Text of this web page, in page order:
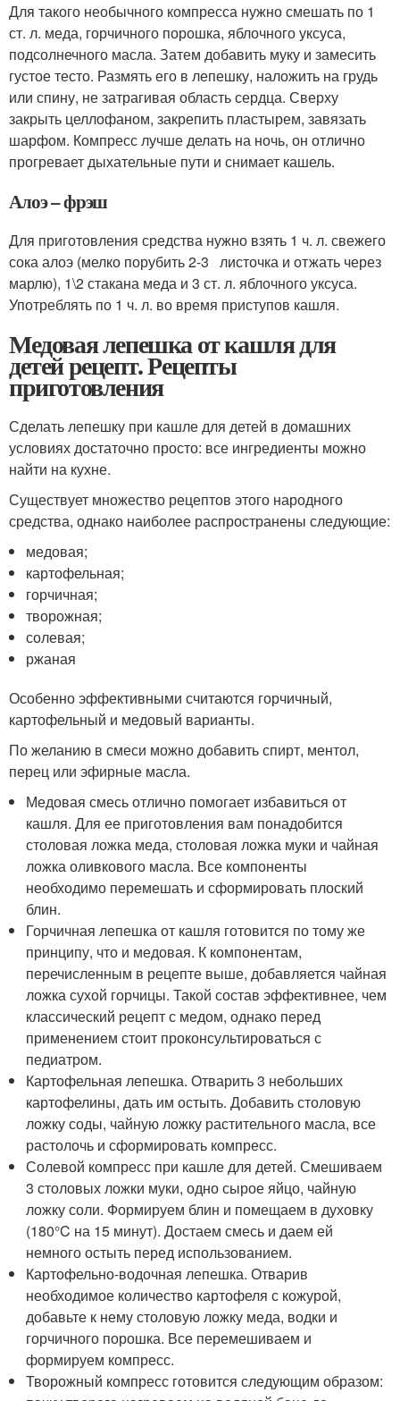
Для такого необычного компресса нужно смешать по 1
ст. л. меда, горчичного порошка, яблочного уксуса,
подсолнечного масла. Затем добавить муку и замесить
густое тесто. Размять его в лепешку, наложить на грудь
или спину, не затрагивая область сердца. Сверху
закрыть целлофаном, закрепить пластырем, завязать
шарфом. Компресс лучше делать на ночь, он отлично
прогревает дыхательные пути и снимает кашель.
Алоэ – фрэш
Для приготовления средства нужно взять 1 ч. л. свежего
сока алоэ (мелко порубить 2-3 листочка и отжать через
марлю), 1\2 стакана меда и 3 ст. л. яблочного уксуса.
Употреблять по 1 ч. л. во время приступов кашля.
Медовая лепешка от кашля для
детей рецепт. Рецепты
приготовления
Сделать лепешку при кашле для детей в домашних
условиях достаточно просто: все ингредиенты можно
найти на кухне.
Существует множество рецептов этого народного
средства, однако наиболее распространены следующие:
медовая;
картофельная;
горчичная;
творожная;
солевая;
ржаная
Особенно эффективными считаются горчичный,
картофельный и медовый варианты.
По желанию в смеси можно добавить спирт, ментол,
перец или эфирные масла.
Медовая смесь отлично помогает избавиться от
кашля. Для ее приготовления вам понадобится
столовая ложка меда, столовая ложка муки и чайная
ложка оливкового масла. Все компоненты
необходимо перемешать и сформировать плоский
блин.
Горчичная лепешка от кашля готовится по тому же
принципу, что и медовая. К компонентам,
перечисленным в рецепте выше, добавляется чайная
ложка сухой горчицы. Такой состав эффективнее, чем
классический рецепт с медом, однако перед
применением стоит проконсультироваться с
педиатром.
Картофельная лепешка. Отварить 3 небольших
картофелины, дать им остыть. Добавить столовую
ложку соды, чайную ложку растительного масла, все
растолочь и сформировать компресс.
Солевой компресс при кашле для детей. Смешиваем
3 столовых ложки муки, одно сырое яйцо, чайную
ложку соли. Формируем блин и помещаем в духовку
(180°C на 15 минут). Достаем смесь и даем ей
немного остыть перед использованием.
Картофельно-водочная лепешка. Отварив
необходимое количество картофеля с кожурой,
добавьте к нему столовую ложку меда, водки и
горчичного порошка. Все перемешиваем и
формируем компресс.
Творожный компресс готовится следующим образом: